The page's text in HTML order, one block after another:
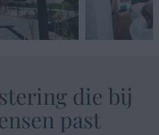
die bij
past